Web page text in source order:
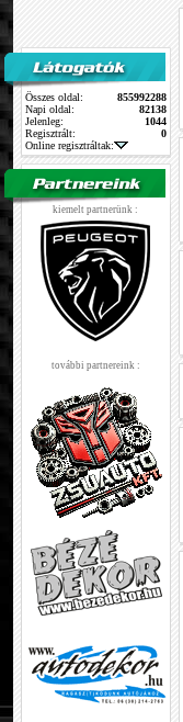
Összes oldal:
855992288
Napi oldal:
82138
Jelenleg:
1044
Regisztrált:
0
Online regisztráltak:
kiemelt partnerünk :
további partnereink :